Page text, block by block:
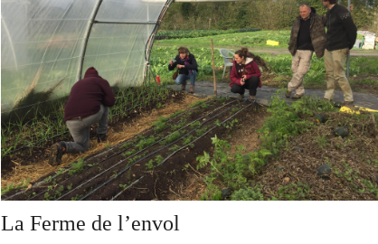
La Ferme de l’envol